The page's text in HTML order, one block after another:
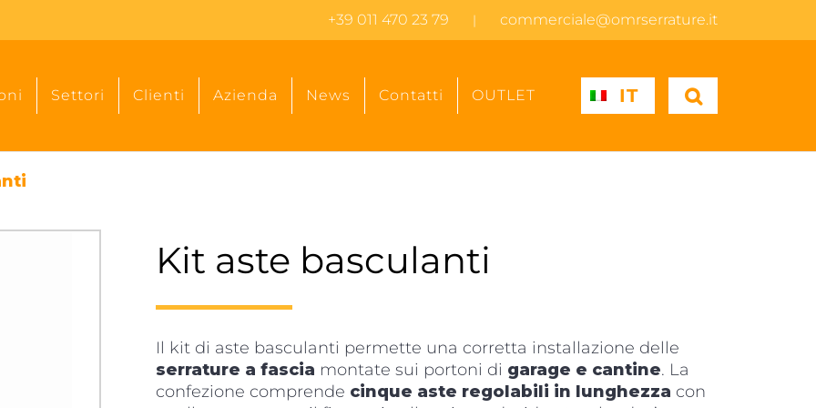
+39 011 470 23 79 | commerciale@omrserrature.it
Settori Clienti Azienda News Contatti OUTLET IT
Kit aste basculanti
Il kit di aste basculanti permette una corretta installazione delle
serrature a fascia montate sui portoni di garage e cantine. La
confezione comprende cinque aste regolabili in lunghezza con